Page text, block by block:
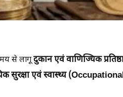
से लागूदुकान एवं वाणिज्यिक
सुरक्षा एवं स्वास्थ्य